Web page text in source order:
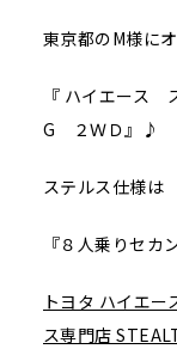
東京都のM様に
『 ハイエース
G ２ＷＤ』♪
ステルス仕様は
『８人乗りセ
トヨタ ハイエ
ス専門店